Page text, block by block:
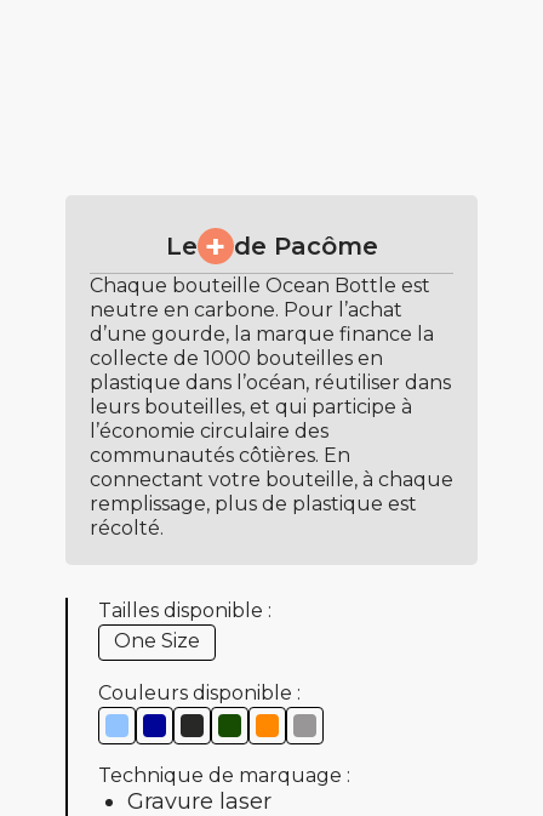
Le + de Pacôme
Chaque bouteille Ocean Bottle est
neutre en carbone. Pour l’achat
d’une gourde, la marque finance la
collecte de 1000 bouteilles en
plastique dans l’océan, réutiliser dans
leurs bouteilles, et qui participe à
l’économie circulaire des
communautés côtières. En
connectant votre bouteille, à chaque
remplissage, plus de plastique est
récolté.
Tailles disponible :
One Size
Couleurs disponible :
Technique de marquage :
Gravure laser